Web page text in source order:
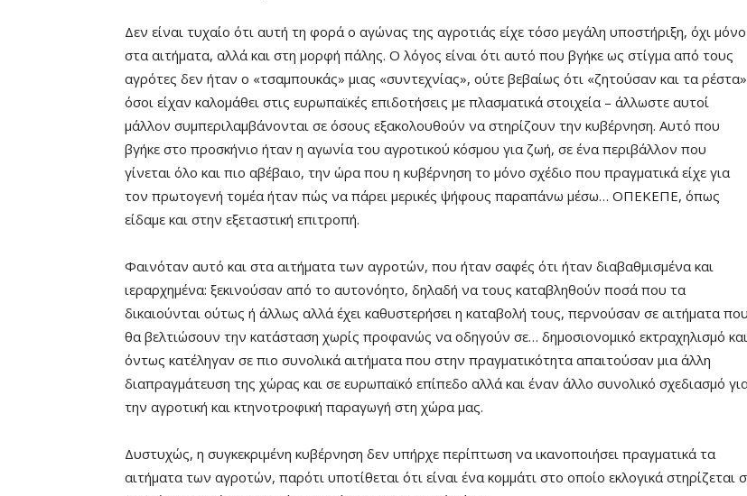
Δεν είναι τυχαίο ότι αυτή τη φορά ο αγώνας της αγροτιάς είχε τόσο μεγάλη υποστήριξη, όχι μόνο
στα αιτήματα, αλλά και στη μορφή πάλης. Ο λόγος είναι ότι αυτό που βγήκε ως στίγμα από τους
αγρότες δεν ήταν ο «τσαμπουκάς» μιας «συντεχνίας», ούτε βεβαίως ότι «ζητούσαν και τα ρέστα»
όσοι είχαν καλομάθει στις ευρωπαϊκές επιδοτήσεις με πλασματικά στοιχεία – άλλωστε αυτοί
μάλλον συμπεριλαμβάνονται σε όσους εξακολουθούν να στηρίζουν την κυβέρνηση. Αυτό που
βγήκε στο προσκήνιο ήταν η αγωνία του αγροτικού κόσμου για ζωή, σε ένα περιβάλλον που
γίνεται όλο και πιο αβέβαιο, την ώρα που η κυβέρνηση το μόνο σχέδιο που πραγματικά είχε για
τον πρωτογενή τομέα ήταν πώς να πάρει μερικές ψήφους παραπάνω μέσω… ΟΠΕΚΕΠΕ, όπως
είδαμε και στην εξεταστική επιτροπή.
Φαινόταν αυτό και στα αιτήματα των αγροτών, που ήταν σαφές ότι ήταν διαβαθμισμένα και
ιεραρχημένα: ξεκινούσαν από το αυτονόητο, δηλαδή να τους καταβληθούν ποσά που τα
δικαιούνται ούτως ή άλλως αλλά έχει καθυστερήσει η καταβολή τους, περνούσαν σε αιτήματα που
θα βελτιώσουν την κατάσταση χωρίς προφανώς να οδηγούν σε… δημοσιονομικό εκτραχηλισμό και
όντως κατέληγαν σε πιο συνολικά αιτήματα που στην πραγματικότητα απαιτούσαν μια άλλη
διαπραγμάτευση της χώρας και σε ευρωπαϊκό επίπεδο αλλά και έναν άλλο συνολικό σχεδιασμό
την αγροτική και κτηνοτροφική παραγωγή στη χώρα μας.
Δυστυχώς, η συγκεκριμένη κυβέρνηση δεν υπήρχε περίπτωση να ικανοποιήσει πραγματικά τα
αιτήματα των αγροτών, παρότι υποτίθεται ότι είναι ένα κομμάτι στο οποίο εκλογικά στηρίζεται